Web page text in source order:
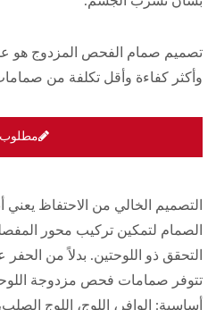
تصميم صمام الفحص المزدوج هو
وأكثر كفاءة وأقل تكلفة من
مطلوب
التصميم الخالي من الاحتفاظ يعني
الصمام لتمكين تركيب محور
التحقق ذو اللوحتين. بدلاً من الحفر
أساسية: الوافر، اللوج، اللوج